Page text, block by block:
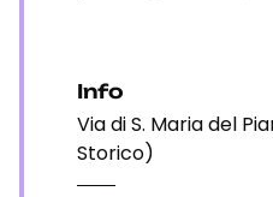
Info
Via di S. Maria del
Storico)